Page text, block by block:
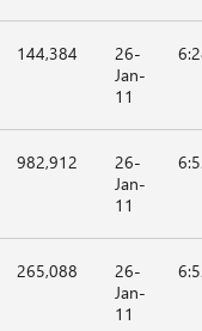
144,384
26-
Jan-
11
982,912
26-
Jan-
11
265,088
26-
Jan-
11